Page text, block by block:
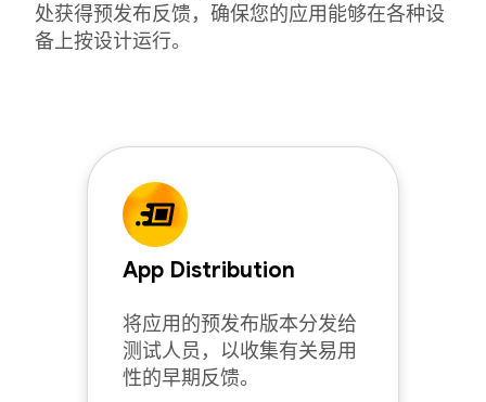
处获得预发布反馈，确保您的应用能够在各种设
备上按设计运行。
App Distribution
将应用的预发布版本分发给
测试人员，以收集有关易用
性的早期反馈。